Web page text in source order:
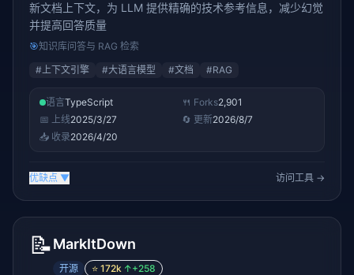
新文档上下文，为 LLM 提供精确的技术参考信息，减少幻觉
并提高回答质量
🎯知识库问答与 RAG 检索
#上下文引擎 #大语言模型 #文档 #RAG
语言TypeScript 🍴 Forks2,901
📅 上线2025/3/27 🔄 更新2026/8/7
📥 收录2026/4/20
优缺点 ▼ 访问工具 →
📝MarkItDown
开源 ⭐ 172k ↑+258